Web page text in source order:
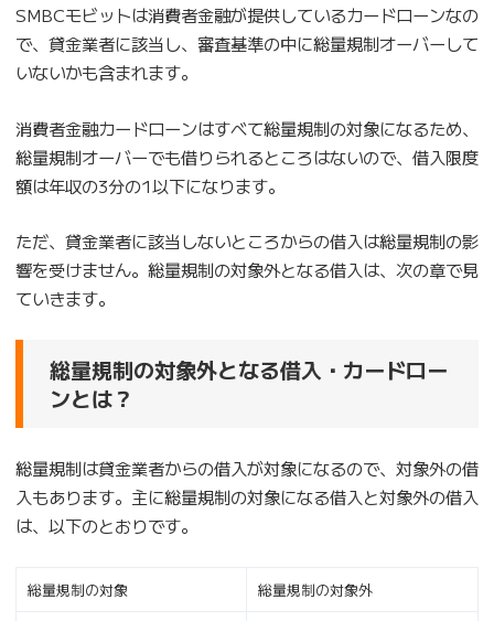
SMBCモビットは消費者金融が提供しているカードローンなの
で、貸金業者に該当し、審査基準の中に総量規制オーバーして
いないかも含まれます。
消費者金融カードローンはすべて総量規制の対象になるため、
総量規制オーバーでも借りられるところはないので、借入限度
額は年収の3分の1以下になります。
ただ、貸金業者に該当しないところからの借入は総量規制の影
響を受けません。総量規制の対象外となる借入は、次の章で見
ていきます。
総量規制の対象外となる借入・カードロー
ンとは？
総量規制は貸金業者からの借入が対象になるので、対象外の借
入もあります。主に総量規制の対象になる借入と対象外の借入
は、以下のとおりです。
総量規制の対象 総量規制の対象外